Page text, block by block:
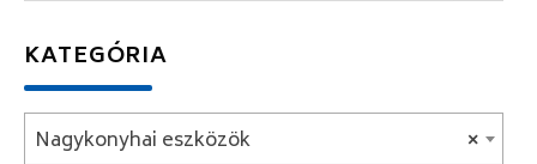
KATEGÓRIA
×
Nagykonyhai eszközök